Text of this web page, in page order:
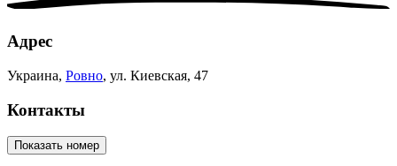
Адрес
Украина, Ровно, ул. Киевская, 47
Контакты
Показать номер